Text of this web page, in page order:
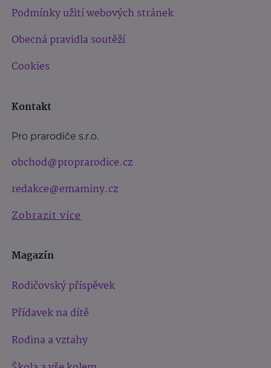
Podmínky užití webových stránek
Obecná pravidla soutěží
Cookies
Kontakt
Pro prarodiče s.r.o.
obchod@proprarodice.cz
redakce@emaminy.cz
Zobrazit více
Magazín
Rodičovský příspěvek
Přídavek na dítě
Rodina a vztahy